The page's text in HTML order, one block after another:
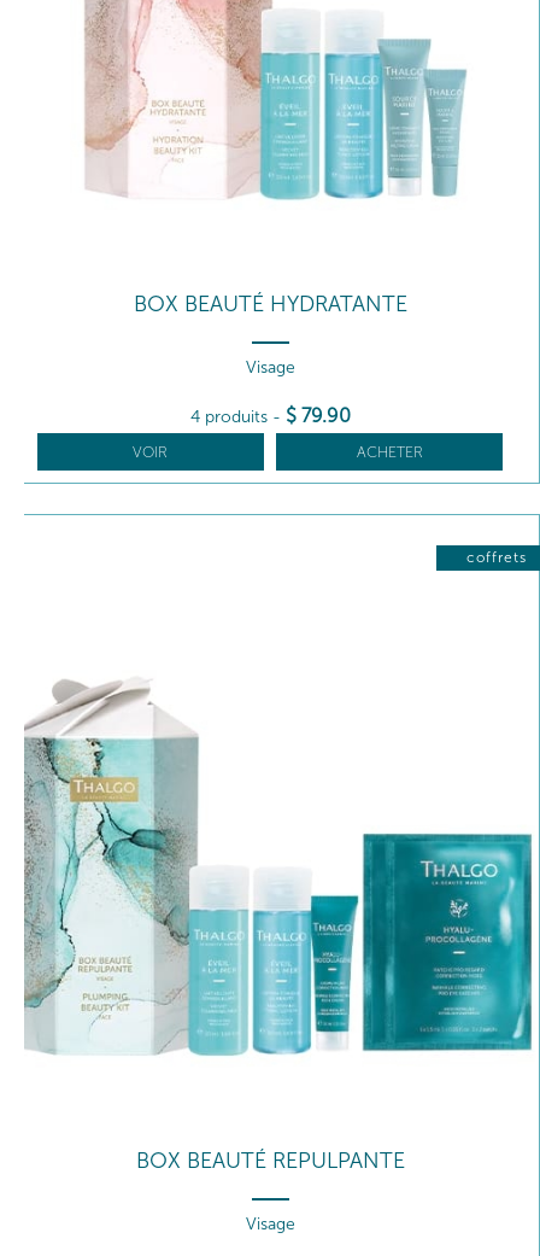
BOX BEAUTÉ HYDRATANTE
Visage
4 produits - $ 79.90
VOIR ACHETER
coffrets
BOX BEAUTÉ REPULPANTE
Visage